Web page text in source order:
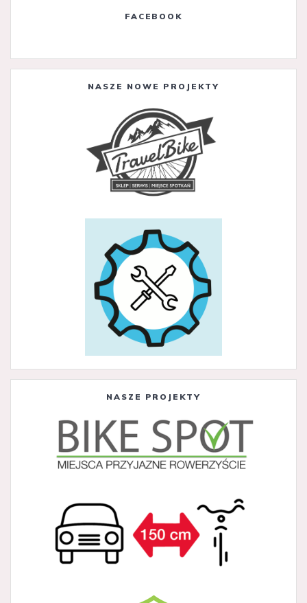
FACEBOOK
NASZE NOWE PROJEKTY
NASZE PROJEKTY